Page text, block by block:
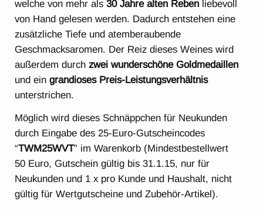
welche von mehr als30 Jahre alten Reben liebevoll
von Hand gelesen werden. Dadurch entstehen eine
zusätzliche Tiefe und atemberaubende
Geschmacksaromen. Der Reiz dieses Weines wird
außerdem durchzwei wunderschöne Goldmedaillen
und eingrandioses Preis-Leistungsverhältnis
unterstrichen.
Möglich wird dieses Schnäppchen für Neukunden
durch Eingabe des 25-Euro-Gutscheincodes
“TWM25WVT” im Warenkorb (Mindestbestellwert
50 Euro, Gutschein gültig bis 31.1.15, nur für
Neukunden und 1 x pro Kunde und Haushalt, nicht
gültig für Wertgutscheine und Zubehör-Artikel).